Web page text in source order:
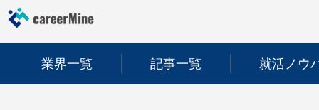
業界一覧 記事一覧 就活ノウ